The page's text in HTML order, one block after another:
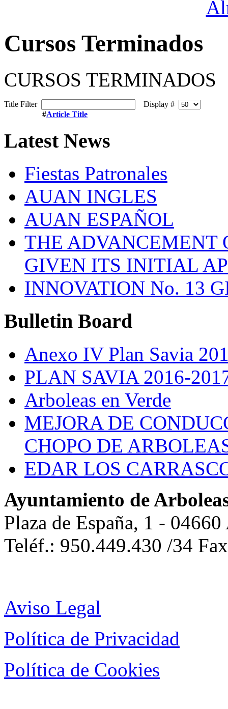
Cursos Terminados
CURSOS TERMINADOS
Title Filter
Display #
#Article Title
LatestNews
Fiestas Patronales
AUAN INGLES
AUAN ESPAÑOL
THE ADVANCEMENT
GIVEN ITS INITIAL
INNOVATION No. 13
Bulletin Board
Anexo IV Plan Savia
PLAN SAVIA 2016-
Arboleas en Verde
MEJORA DE
CHOPO DE
EDAR LOS
Ayuntamiento de
Plaza de España, 1 -
Teléf.: 950.449.430 /34
Aviso Legal
Política de Privacidad
Política de Cookies